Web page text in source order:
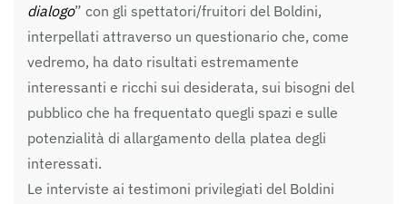
dialogo” con gli spettatori/fruitori del Boldini,
interpellati attraverso un questionario che, come
vedremo, ha dato risultati estremamente
interessanti e ricchi sui desiderata, sui bisogni del
pubblico che ha frequentato quegli spazi e sulle
potenzialità di allargamento della platea degli
interessati.
Le interviste ai testimoni privilegiati del Boldini